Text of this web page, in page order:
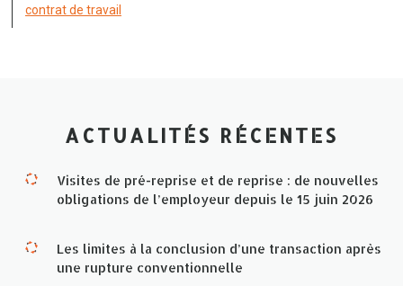
contrat de travail
ACTUALITÉS RÉCENTES
Visites de pré-reprise et de reprise : de nouvelles
obligations de l’employeur depuis le 15 juin 2026
Les limites à la conclusion d’une transaction après
une rupture conventionnelle